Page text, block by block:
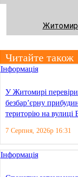
Читайте також
Інформація
У Житомирі
безбар’єрну
територію на вулиці
7 Серпня, 2026р 16:31
Інформація